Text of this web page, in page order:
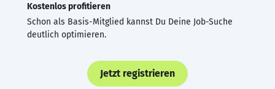
Kostenlos profitieren
Schon als Basis-Mitglied kannst Du Deine Job-Suche
deutlich optimieren.
Jetzt registrieren